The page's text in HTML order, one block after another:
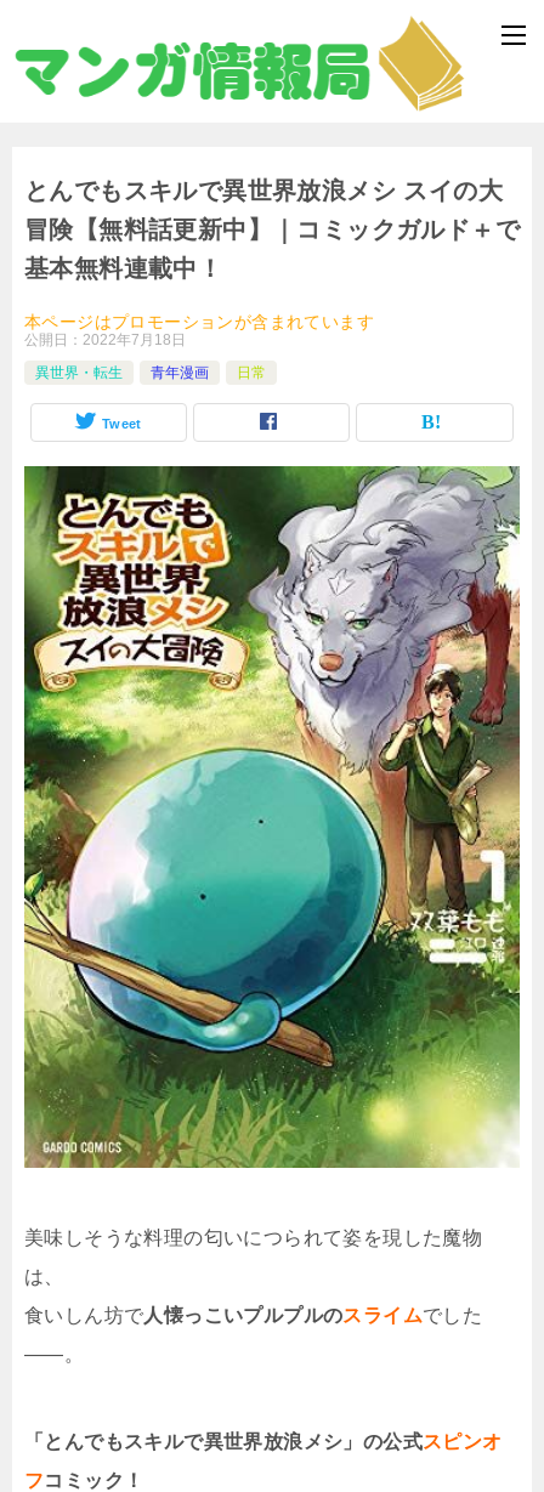
とんでもスキルで異世界放浪メシ スイの大
冒険【無料話更新中】｜コミックガルド＋で
基本無料連載中！
本ページはプロモーションが含まれています
公開日： 2022年7月18日
異世界・転生
青年漫画 日常
Tweet
美味しそうな料理の匂いにつられて姿を現した魔物
は、
食いしん坊で人懐っこいプルプルのスライムでした
――。
「とんでもスキルで異世界放浪メシ」の公式スピンオ
フコミック！